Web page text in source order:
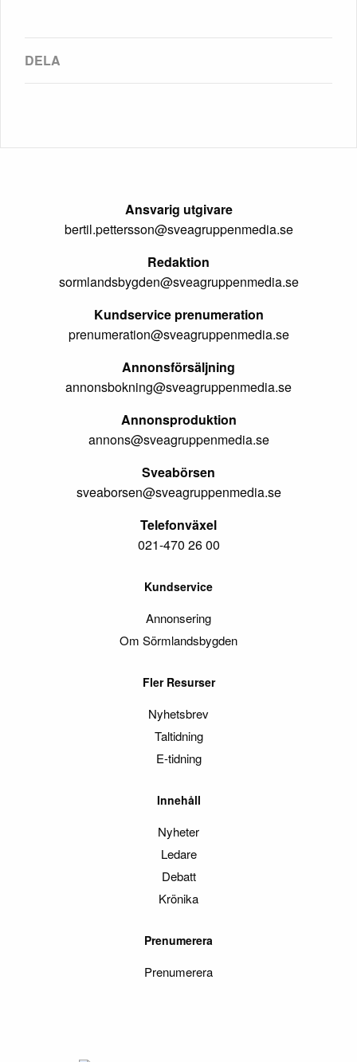
Ansvarig utgivare
bertil.pettersson@sveagruppenmedia.se
Redaktion
sormlandsbygden@sveagruppenmedia.se
Kundservice prenumeration
prenumeration@sveagruppenmedia.se
Annonsförsäljning
annonsbokning@sveagruppenmedia.se
Annonsproduktion
annons@sveagruppenmedia.se
Sveabörsen
sveaborsen@sveagruppenmedia.se
Telefonväxel
021-470 26 00
Kundservice
Annonsering
Om Sörmlandsbygden
Fler Resurser
Nyhetsbrev
Taltidning
E-tidning
Innehåll
Nyheter
Ledare
Debatt
Krönika
Prenumerera
Prenumerera